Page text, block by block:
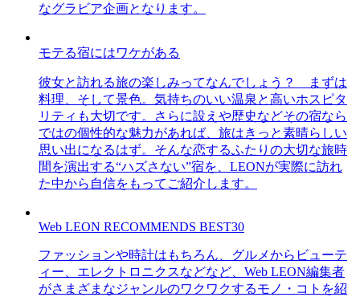
なグラビア企画となります。
モテる宿にはワケがある
彼女と訪れる旅の楽しみってなんでしょう？ まずは
料理、そして景色。気持ちのいい温泉と高いホスピタ
リティも大切です。さらに設えや歴史などその宿なら
ではの個性的な魅力があれば、旅はきっと素晴らしい
思い出になるはず。そんな恋するふたりの大切な旅時
間を演出する“ハズさない”宿を、LEONが実際に訪れ
た中から自信をもってご紹介します。
Web LEON RECOMMENDS BEST30
ファッションや時計はもちろん、グルメからビューテ
ィー、エレクトロニクスなどなど、Web LEON編集者
がさまざまなジャンルのワクワクするモノ・コトを紹